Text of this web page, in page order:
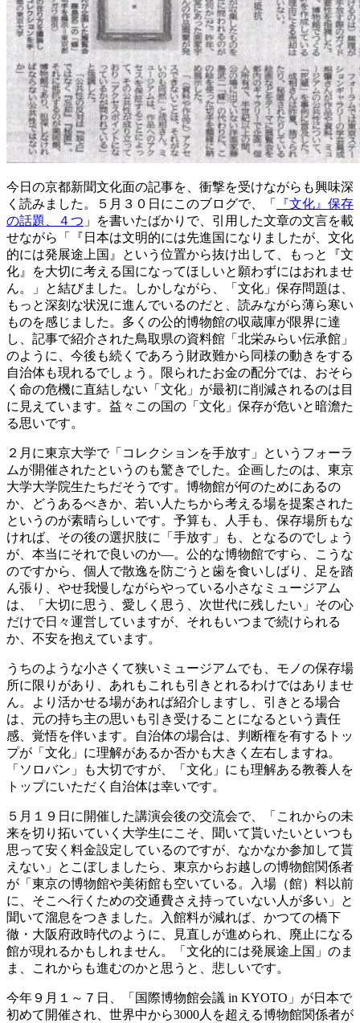
今日の京都新聞文化面の記事を、衝撃を受けながらも興味深
く読みました。５月３０日にこのブログで、「
『文化』保存
の話題、４つ 」を書いたばかりで、引用した文章の文言を載
せながら「『日本は文明的には先進国になりましたが、文化
的には発展途上国』という位置から抜け出して、もっと『文
化』を大切に考える国になってほしいと願わずにはおれませ
ん。」と結びました。しかしながら、「文化」保存問題は、
もっと深刻な状況に進んでいるのだと、読みながら薄ら寒い
ものを感じました。多くの公的博物館の収蔵庫が限界に達
し、記事で紹介された鳥取県の資料館「北栄みらい伝承館」
のように、今後も続くであろう財政難から同様の動きをする
自治体も現れるでしょう。限られたお金の配分では、おそら
く命の危機に直結しない「文化」が最初に削減されるのは目
に見えています。益々この国の「文化」保存が危いと暗澹た
る思いです。
２月に東京大学で「コレクションを手放す」というフォーラ
ムが開催されたというのも驚きでした。企画したのは、東京
大学大学院生たちだそうです。博物館が何のためにあるの
か、どうあるべきか、若い人たちから考える場を提案された
というのが素晴らしいです。予算も、人手も、保存場所もな
ければ、その後の選択肢に「手放す」も、となるのでしょう
が、本当にそれで良いのか―。公的な博物館ですら、こうな
のですから、個人で散逸を防ごうと歯を食いしばり、足を踏
ん張り、やせ我慢しながらやっている小さなミュージアム
は、「大切に思う、愛しく思う、次世代に残したい」その心
だけで日々運営していますが、それもいつまで続けられる
か、不安を抱えています。
うちのような小さくて狭いミュージアムでも、モノの保存場
所に限りがあり、あれもこれも引きとれるわけではありませ
ん。より活かせる場があれば紹介しますし、引きとる場合
は、元の持ち主の思いも引き受けることになるという責任
感、覚悟を伴います。自治体の場合は、判断権を有するトッ
プが「文化」に理解があるか否かも大きく左右しますね。
「ソロバン」も大切ですが、「文化」にも理解ある教養人を
トップにいただく自治体は幸いです。
５月１９日に開催した講演会後の交流会で、「これからの未
来を切り拓いていく大学生にこそ、聞いて貰いたいといつも
思って安く料金設定しているのですが、なかなか参加して貰
えない」とこぼしましたら、東京からお越しの博物館関係者
が「東京の博物館や美術館も空いている。入場（館）料以前
に、そこへ行くための交通費さえ持っていない人が多い」と
聞いて溜息をつきました。入館料が減れば、かつての橋下
徹・大阪府政時代のように、見直しが進められ、廃止になる
館が現れるかもしれません。「文化的には発展途上国」のま
ま、これからも進むのかと思うと、悲しいです。
今年９月１～７日、「国際博物館会議 in KYOTO」が日本で
初めて開催され、世界中から3000人を超える博物館関係者が